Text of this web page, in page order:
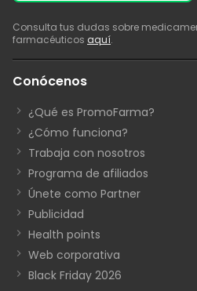
Consulta tus dudas sobre
farmacéuticos aquí.
Conócenos
¿Qué es PromoFarma?
¿Cómo funciona?
Trabaja con nosotros
Programa de afiliados
Únete como Partner
Publicidad
Health points
Web corporativa
Black Friday 2026